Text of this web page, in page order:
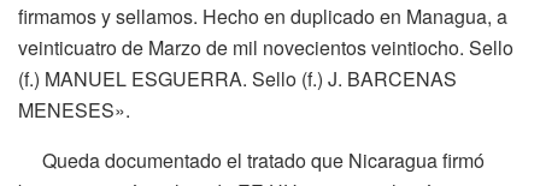
firmamos y sellamos. Hecho en duplicado en Managua, a
veinticuatro de Marzo de mil novecientos veintiocho. Sello
(f.) MANUEL ESGUERRA. Sello (f.) J. BARCENAS
MENESES».
Queda documentado el tratado que Nicaragua firmó